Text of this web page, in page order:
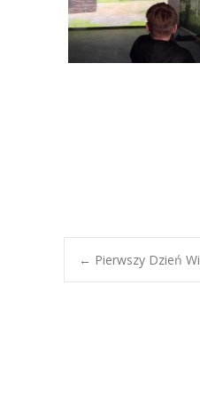
Post
← Pierwszy Dzień